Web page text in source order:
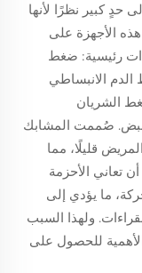
حدٍ كبير نظرًا لأنها
الأجهزة على
رئيسية: ضغط
الانبساطي
الشريان
نبض. صُممت المشابك
قليلًا، مما
تعاني الأحزمة
ما يؤدي إلى
و20 بالمئة في القراءات. ولهذا السبب
للحصول على